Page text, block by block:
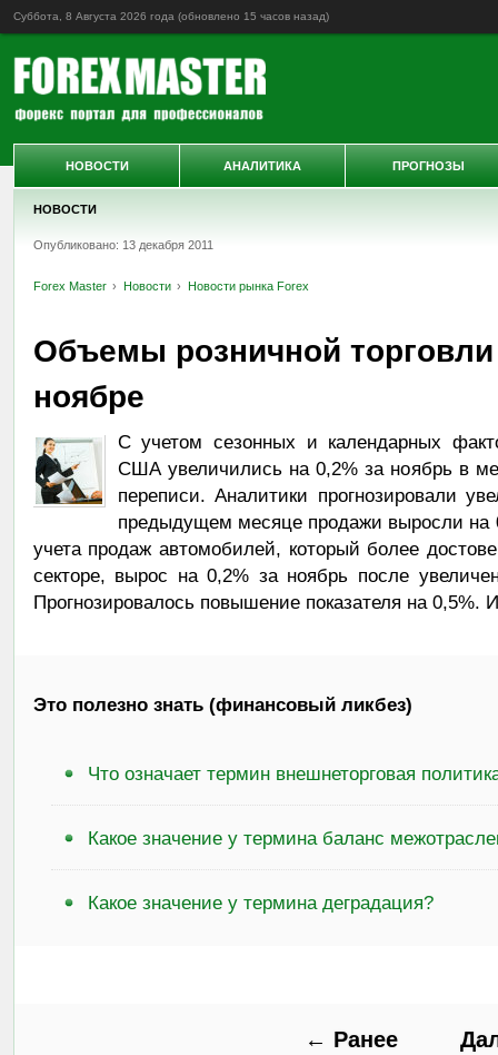
Суббота, 8 Августа 2026 года (обновлено 15 часов назад)
НОВОСТИ
Опубликовано: 13 декабря 2011
Forex Master Новости Новости рынка Forex
Объемы розничной
ноябре
С учетом сезонных и календарных
США увеличились на 0,2% за ноябрь в
переписи. Аналитики прогнозировали
предыдущем месяце продажи выросли на
учета продаж автомобилей, который более
секторе, вырос на 0,2% за ноябрь после
Прогнозировалось повышение показателя на 0,5%.
Это полезно знать (финансовый ликбез)
Что означает термин внешнеторговая
Какое значение у термина баланс
Какое значение у термина деградация?
← Ранее
НОВОСТИ АНАЛИТИКА ПРОГНОЗЫ